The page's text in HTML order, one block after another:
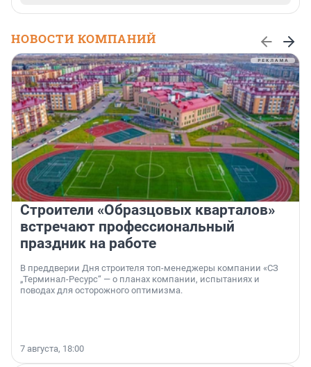
НОВОСТИ КОМПАНИЙ
Строители «Образцовых кварталов»
встречают профессиональный
праздник на работе
В преддверии Дня строителя топ-менеджеры компании «СЗ
„Терминал-Ресурс“ — о планах компании, испытаниях и
поводах для осторожного оптимизма.
7 августа, 18:00